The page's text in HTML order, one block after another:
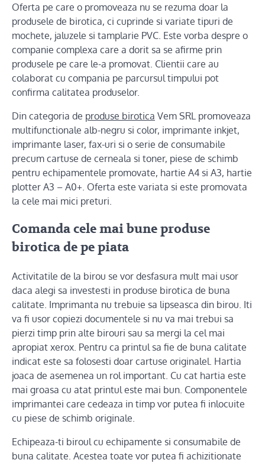
Oferta pe care o promoveaza nu se rezuma doar la
produsele de birotica, ci cuprinde si variate tipuri de
mochete, jaluzele si tamplarie PVC. Este vorba despre o
companie complexa care a dorit sa se afirme prin
produsele pe care le-a promovat. Clientii care au
colaborat cu compania pe parcursul timpului pot
confirma calitatea produselor.
Din categoria de produse birotica Vem SRL promoveaza
multifunctionale alb-negru si color, imprimante inkjet,
imprimante laser, fax-uri si o serie de consumabile
precum cartuse de cerneala si toner, piese de schimb
pentru echipamentele promovate, hartie A4 si A3, hartie
plotter A3 – A0+. Oferta este variata si este promovata
la cele mai mici preturi.
Comanda cele mai bune produse
birotica de pe piata
Activitatile de la birou se vor desfasura mult mai usor
daca alegi sa investesti in produse birotica de buna
calitate. Imprimanta nu trebuie sa lipseasca din birou. Iti
va fi usor copiezi documentele si nu va mai trebui sa
pierzi timp prin alte birouri sau sa mergi la cel mai
apropiat xerox. Pentru ca printul sa fie de buna calitate
indicat este sa folosesti doar cartuse originalel. Hartia
joaca de asemenea un rol important. Cu cat hartia este
mai groasa cu atat printul este mai bun. Componentele
imprimantei care cedeaza in timp vor putea fi inlocuite
cu piese de schimb originale.
Echipeaza-ti biroul cu echipamente si consumabile de
buna calitate. Acestea toate vor putea fi achizitionate